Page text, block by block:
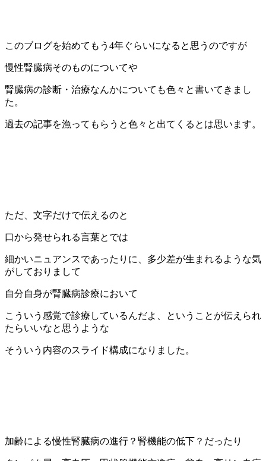
このブログを始めてもう4年ぐらいになると思うのですが
慢性腎臓病そのものについてや
腎臓病の診断・治療なんかについても色々と書いてきまし
た。
過去の記事を漁ってもらうと色々と出てくるとは思います。
ただ、文字だけで伝えるのと
口から発せられる言葉とでは
細かいニュアンスであったりに、多少差が生まれるような気
がしておりまして
自分自身が腎臓病診療において
こういう感覚で診療しているんだよ、ということが伝えられ
たらいいなと思うような
そういう内容のスライド構成になりました。
加齢による慢性腎臓病の進行？腎機能の低下？だったり